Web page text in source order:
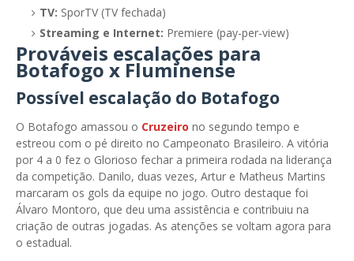
TV: SporTV (TV fechada)
Streaming e Internet: Premiere (pay-per-view)
Prováveis escalações para
Botafogo x Fluminense
Possível escalação do Botafogo
O Botafogo amassou o Cruzeiro no segundo tempo e
estreou com o pé direito no Campeonato Brasileiro. A vitória
por 4 a 0 fez o Glorioso fechar a primeira rodada na liderança
da competição. Danilo, duas vezes, Artur e Matheus Martins
marcaram os gols da equipe no jogo. Outro destaque foi
Álvaro Montoro, que deu uma assistência e contribuiu na
criação de outras jogadas. As atenções se voltam agora para
o estadual.